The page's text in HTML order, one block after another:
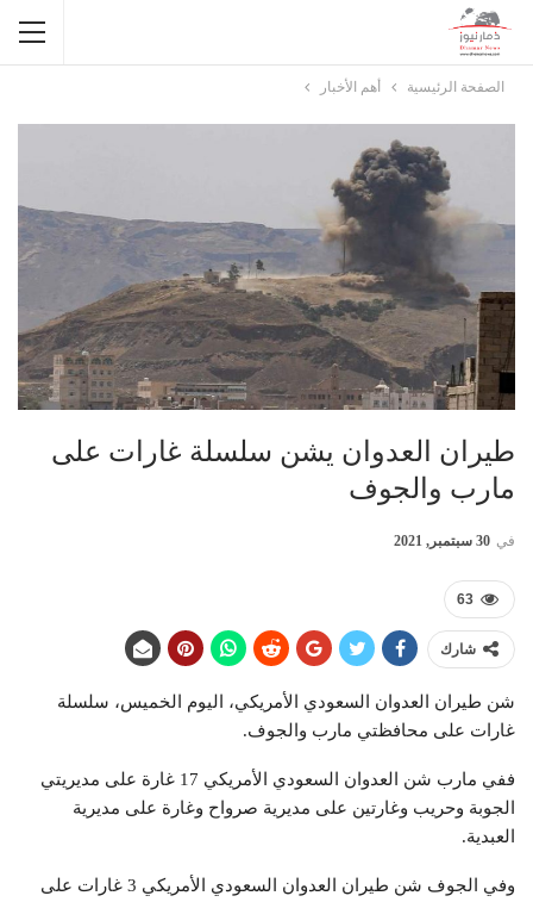
الصفحة الرئيسية أهم الأخبار
طيران العدوان يشن سلسلة غارات على
مارب والجوف
في 30 سبتمبر, 2021
63
شارك
شن طيران العدوان السعودي الأمريكي، اليوم الخميس، سلسلة
غارات على محافظتي مارب والجوف.
ففي مارب شن العدوان السعودي الأمريكي 17 غارة على مديريتي
الجوبة وحريب وغارتين على مديرية صرواح وغارة على مديرية
العبدية.
وفي الجوف شن طيران العدوان السعودي الأمريكي 3 غارات على